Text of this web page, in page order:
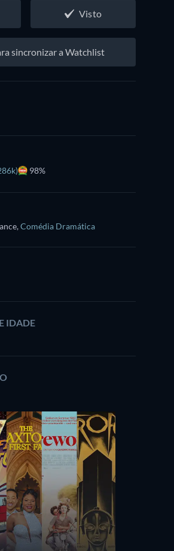
Visto
sincronizar a Watchlist
98%
,Comédia Dramática
IDADE